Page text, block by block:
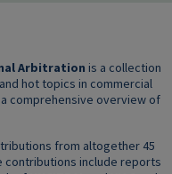
Arbitration is a collection
hot topics in commercial
comprehensive overview of
from altogether 45
contributions include reports